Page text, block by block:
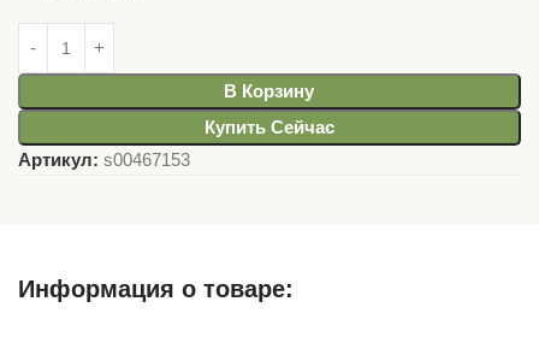
В Корзину
Купить Сейчас
Артикул: s00467153
Информация о товаре: